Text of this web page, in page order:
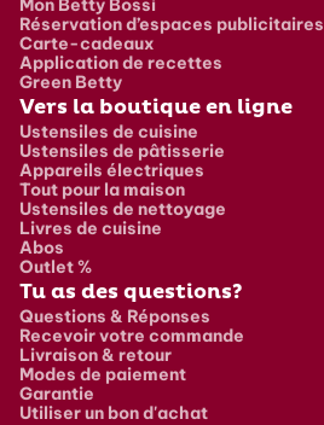
Mon Betty Bossi
Réservation d’espaces publicitaires
Carte-cadeaux
Application de recettes
Green Betty
Vers la boutique en ligne
Ustensiles de cuisine
Ustensiles de pâtisserie
Appareils électriques
Tout pour la maison
Ustensiles de nettoyage
Livres de cuisine
Abos
Outlet %
Tu as des questions?
Questions & Réponses
Recevoir votre commande
Livraison & retour
Modes de paiement
Garantie
Utiliser un bon d'achat